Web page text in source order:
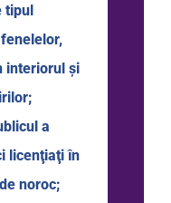
tipul
interiorul şi
a
licenţiaţi în
noroc;